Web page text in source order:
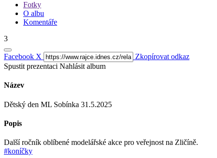
Fotky
O albu
Komentáře
3
Facebook X
Zkopírovat odkaz
Spustit prezentaci Nahlásit album
Název
Dětský den ML Sobínka 31.5.2025
Popis
Další ročník oblíbené modelářské akce pro veřejnost na Zličíně.
#koníčky